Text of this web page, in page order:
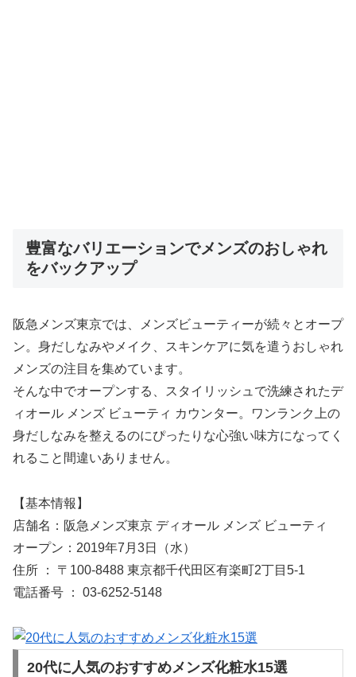
豊富なバリエーションでメンズのおしゃれ
をバックアップ
阪急メンズ東京では、メンズビューティーが続々とオープ
ン。身だしなみやメイク、スキンケアに気を遣うおしゃれ
メンズの注目を集めています。
そんな中でオープンする、スタイリッシュで洗練されたデ
ィオール メンズ ビューティ カウンター。ワンランク上の
身だしなみを整えるのにぴったりな心強い味方になってく
れること間違いありません。
【基本情報】
店舗名：阪急メンズ東京 ディオール メンズ ビューティ
オープン：2019年7月3日（水）
住所 ： 〒100-8488 東京都千代田区有楽町2丁目5-1
電話番号 ： 03-6252-5148
20代に人気のおすすめメンズ化粧水15選